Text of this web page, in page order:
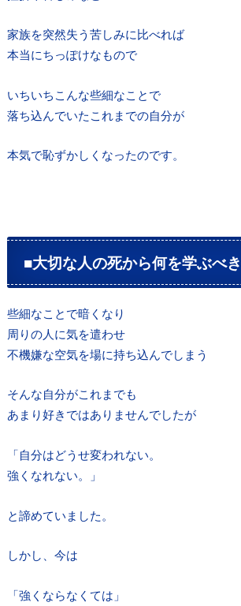
家族を突然失う苦しみに比べれば
本当にちっぽけなもので
いちいちこんな些細なことで
落ち込んでいたこれまでの自分が
本気で恥ずかしくなったのです。
■大切な人の死から何を学ぶべ
些細なことで暗くなり
周りの人に気を遣わせ
不機嫌な空気を場に持ち込んでしまう
そんな自分がこれまでも
あまり好きではありませんでしたが
「自分はどうせ変われない。
強くなれない。」
と諦めていました。
しかし、今は
「強くならなくては」